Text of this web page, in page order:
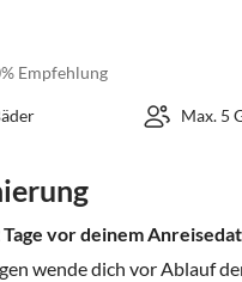
Empfehlung
Max. 5
Tage vor deinem
wende dich vor Ablauf